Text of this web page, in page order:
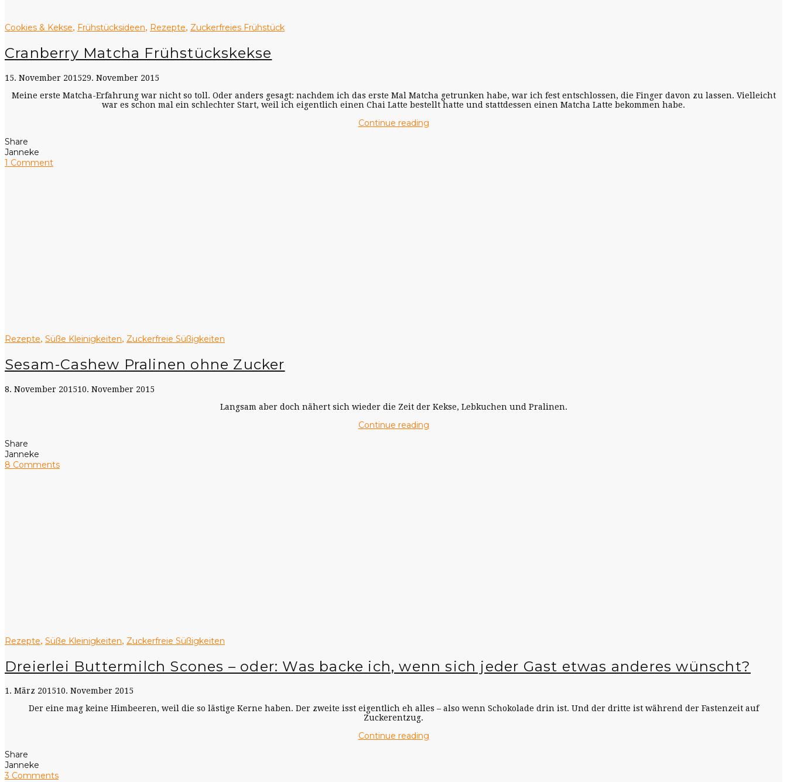
Cookies & Kekse, Frühstücksideen, Rezepte, Zuckerfreies Frühstück
Cranberry Matcha Frühstückskekse
15. November 201529. November 2015
Meine erste Matcha-Erfahrung war nicht so toll. Oder anders gesagt: nachdem ich das erste Mal Matcha getrunken habe, war ich fest entschlossen, die Finger davon zu lassen. Vielleicht
war es schon mal ein schlechter Start, weil ich eigentlich einen Chai Latte bestellt hatte und stattdessen einen Matcha Latte bekommen habe.
Continue reading
Share
Janneke
1 Comment
Rezepte, Süße Kleinigkeiten, Zuckerfreie Süßigkeiten
Sesam-Cashew Pralinen ohne Zucker
8. November 201510. November 2015
Langsam aber doch nähert sich wieder die Zeit der Kekse, Lebkuchen und Pralinen.
Continue reading
Share
Janneke
8 Comments
Rezepte, Süße Kleinigkeiten, Zuckerfreie Süßigkeiten
Dreierlei Buttermilch Scones – oder: Was backe ich, wenn sich jeder Gast etwas anderes wünscht?
1. März 201510. November 2015
Der eine mag keine Himbeeren, weil die so lästige Kerne haben. Der zweite isst eigentlich eh alles – also wenn Schokolade drin ist. Und der dritte ist während der Fastenzeit auf
Zuckerentzug.
Continue reading
Share
Janneke
3 Comments